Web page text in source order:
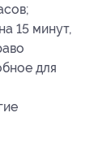
15 минут,
для